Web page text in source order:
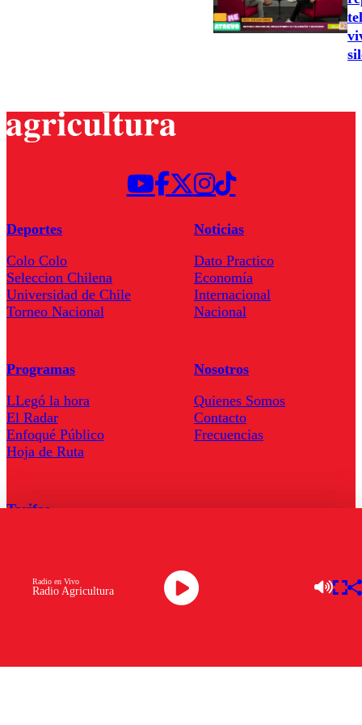
Radio Agricultura
Radio en Vivo
Deportes
Colo Colo
Seleccion Chilena
Universidad de Chile
Torneo Nacional
Noticias
Dato Practico
Economía
Internacional
Nacional
Programas
LLegó la hora
El Radar
Enfoqué Público
Hoja de Ruta
Nosotros
Quienes Somos
Contacto
Frecuencias
Tarifas
Descarga la APP